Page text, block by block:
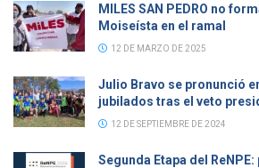
MILES SAN PEDRO no
Moiseísta en el ramal
12 DE MARZO DE 2025
Julio Bravo se pronunció
jubilados tras el veto
12 DE SEPTIEMBRE DE 2024
Segunda Etapa del